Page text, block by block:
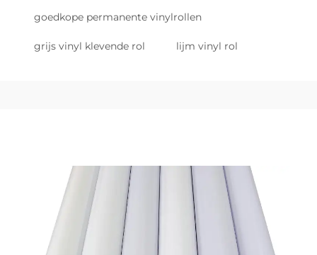
goedkope permanente vinylrollen
grijs vinyl klevende rol lijm vinyl rol